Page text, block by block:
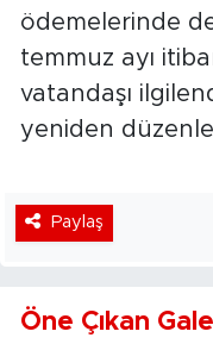
ödemelerinde
temmuz ayı
vatandaşı
yeniden
Paylaş
Öne Çıkan